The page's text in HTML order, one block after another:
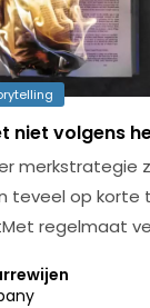
niet volgens
merkstrategie
teveel op korte
regelmaat